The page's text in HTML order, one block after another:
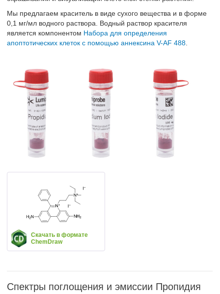
Мы предлагаем краситель в виде сухого вещества и в форме
0,1 мг/мл водного раствора. Водный раствор красителя
является компонентом Набора для определения
апоптотических клеток с помощью аннексина V-AF 488
Скачать в формате
ChemDraw
Спектры поглощения и эмиссии Пропидия